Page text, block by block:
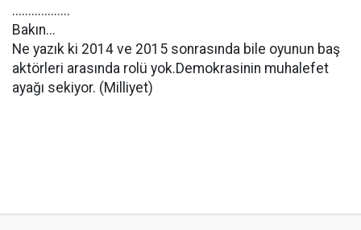
..................
Bakın...
Ne yazık ki 2014 ve 2015 sonrasında bile oyunun baş
aktörleri arasında rolü yok.Demokrasinin muhalefet
ayağı sekiyor. (Milliyet)